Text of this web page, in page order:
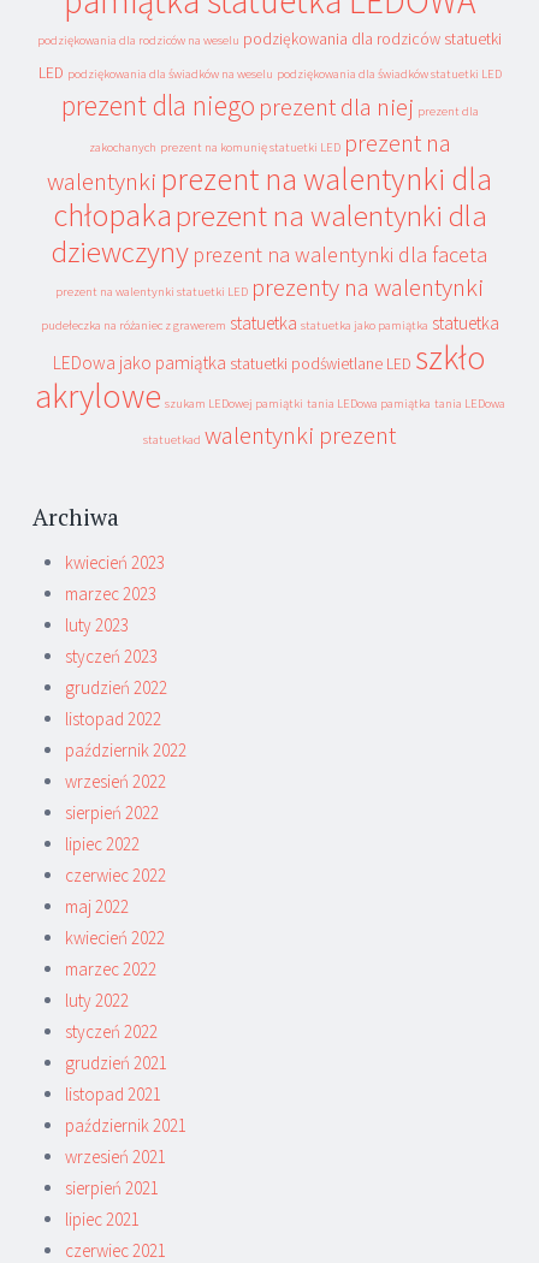
podziękowania dla rodziców na weselu podziękowania dla rodziców statuetki
LED podziękowania dla świadków na weselu podziękowania dla świadków statuetki LED
prezent dla niego prezent dla niej prezent dla
zakochanych prezent na komunię statuetki LED prezent na
walentynki prezent na walentynki dla
chłopakaprezent na walentynki dla
dziewczyny prezent na walentynki dla faceta
prezent na walentynki statuetki LED prezenty na walentynki
pudełeczka na różaniec z grawerem statuetka statuetka jako pamiątka statuetka
LEDowa jako pamiątka statuetki podświetlane LED szkło
akrylowe szukam LEDowej pamiątki tania LEDowa pamiątka tania LEDowa
statuetkad walentynki prezent
Archiwa
kwiecień 2023
marzec 2023
luty 2023
styczeń 2023
grudzień 2022
listopad 2022
październik 2022
wrzesień 2022
sierpień 2022
lipiec 2022
czerwiec 2022
maj 2022
kwiecień 2022
marzec 2022
luty 2022
styczeń 2022
grudzień 2021
listopad 2021
październik 2021
wrzesień 2021
sierpień 2021
lipiec 2021
czerwiec 2021